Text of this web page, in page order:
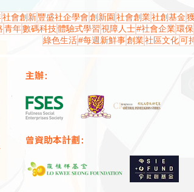
社會創新豐盛社企學會創新園 社會創業社創基金
青年數碼科技體驗式學習視障人士#社會企業環保
綠色生活#每週新鮮事創業社區文化可
主辦：
曾資助本計劃：